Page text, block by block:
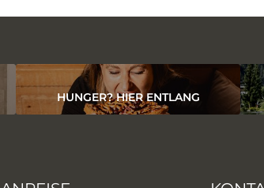
HUNGER? HIER ENTLANG